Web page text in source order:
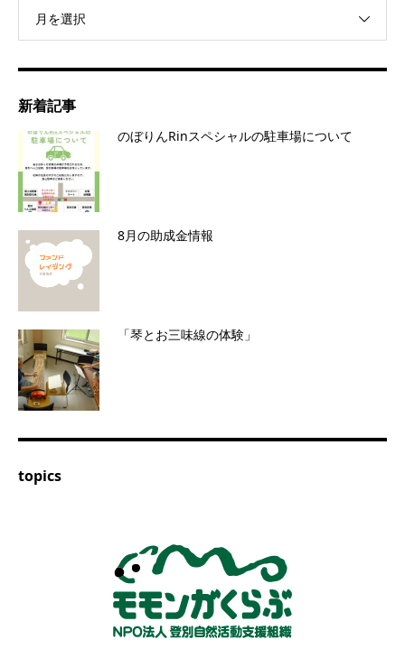
月を選択
新着記事
のぼりんRinスペシャルの駐車場について
8月の助成金情報
「琴とお三味線の体験」
topics